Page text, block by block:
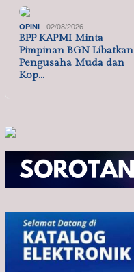
OPINI 02/08/2026
BPP KAPMI Minta
Pimpinan BGN Libatkan
Pengusaha Muda dan
Kop…